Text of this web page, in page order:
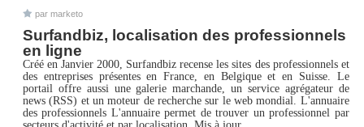
par marketo
Surfandbiz, localisation des professionnels
en ligne
Créé en Janvier 2000, Surfandbiz recense les sites des professionnels et
des entreprises présentes en France, en Belgique et en Suisse. Le
portail offre aussi une galerie marchande, un service agrégateur de
news (RSS) et un moteur de recherche sur le web mondial. L'annuaire
des professionnels L'annuaire permet de trouver un professionnel par